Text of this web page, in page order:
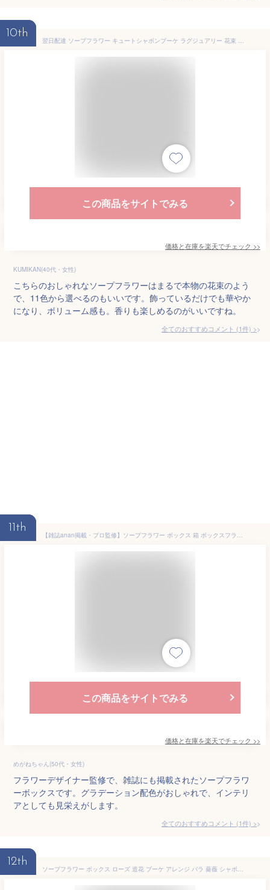
10th
翌日配達 ソープフラワー キュートシャボンブーケ ラグジュアリー 花束 バラ 花 誕生日 プレゼント 母の日 結婚祝い 退職祝い フラワーギフト おしゃれ お祝い 枯れない お花 フラワーソープ 発表会 女性 お誕生日 ギフト 結婚記念日 父の日 3000円
この商品をサイトでみる
価格と在庫を楽天でチェック >>
KUMIKAN(40代・女性)
こちらのおしゃれなソープフラワーはまるで本物の花束のよう
で、11色から選べるのもいいです。飾っているだけでも華やか
になり、ボリューム感も。香りも楽しめるのがいいですね。
全てのおすすめコメント (1件) >
11th
【雑誌anan掲載・プロ監修】ソープフラワー ボックス 箱 ボックスフラワー ギフト 結婚祝い 喜寿 記念日 母の日 誕生日 プレゼント センスのいい 贈り物 可愛い 枯れない花 開店 退職祝い 卒業式 オシャレ バラ 造花 古希 大きい フラワー Puanela 送料無料 お祝い お供え
この商品をサイトでみる
価格と在庫を楽天でチェック >>
めがねちゃん(50代・女性)
フラワーデザイナー監修で、雑誌にも掲載されたソープフラワ
ーボックスです。グラデーション配色がおしゃれで、インテリ
アとしても見栄えがします。
全てのおすすめコメント (1件) >
12th
ソープフラワー ボックス ローズ 造花 ブーケ アレンジ バラ 薔薇 シャボンフラワー 石鹸 せっけん 女性 誕生日プレゼント バースデー 結婚祝い プレゼント 電報 祝電 お祝い 母の日 父の日 敬老の日 当日出荷 送料無料 お母さん 彼女 退職 退官 転職 お礼 お返し ギフト